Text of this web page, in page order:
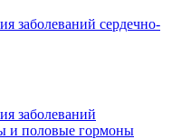
заболеваний сердечно-
заболеваний
и половые гормоны